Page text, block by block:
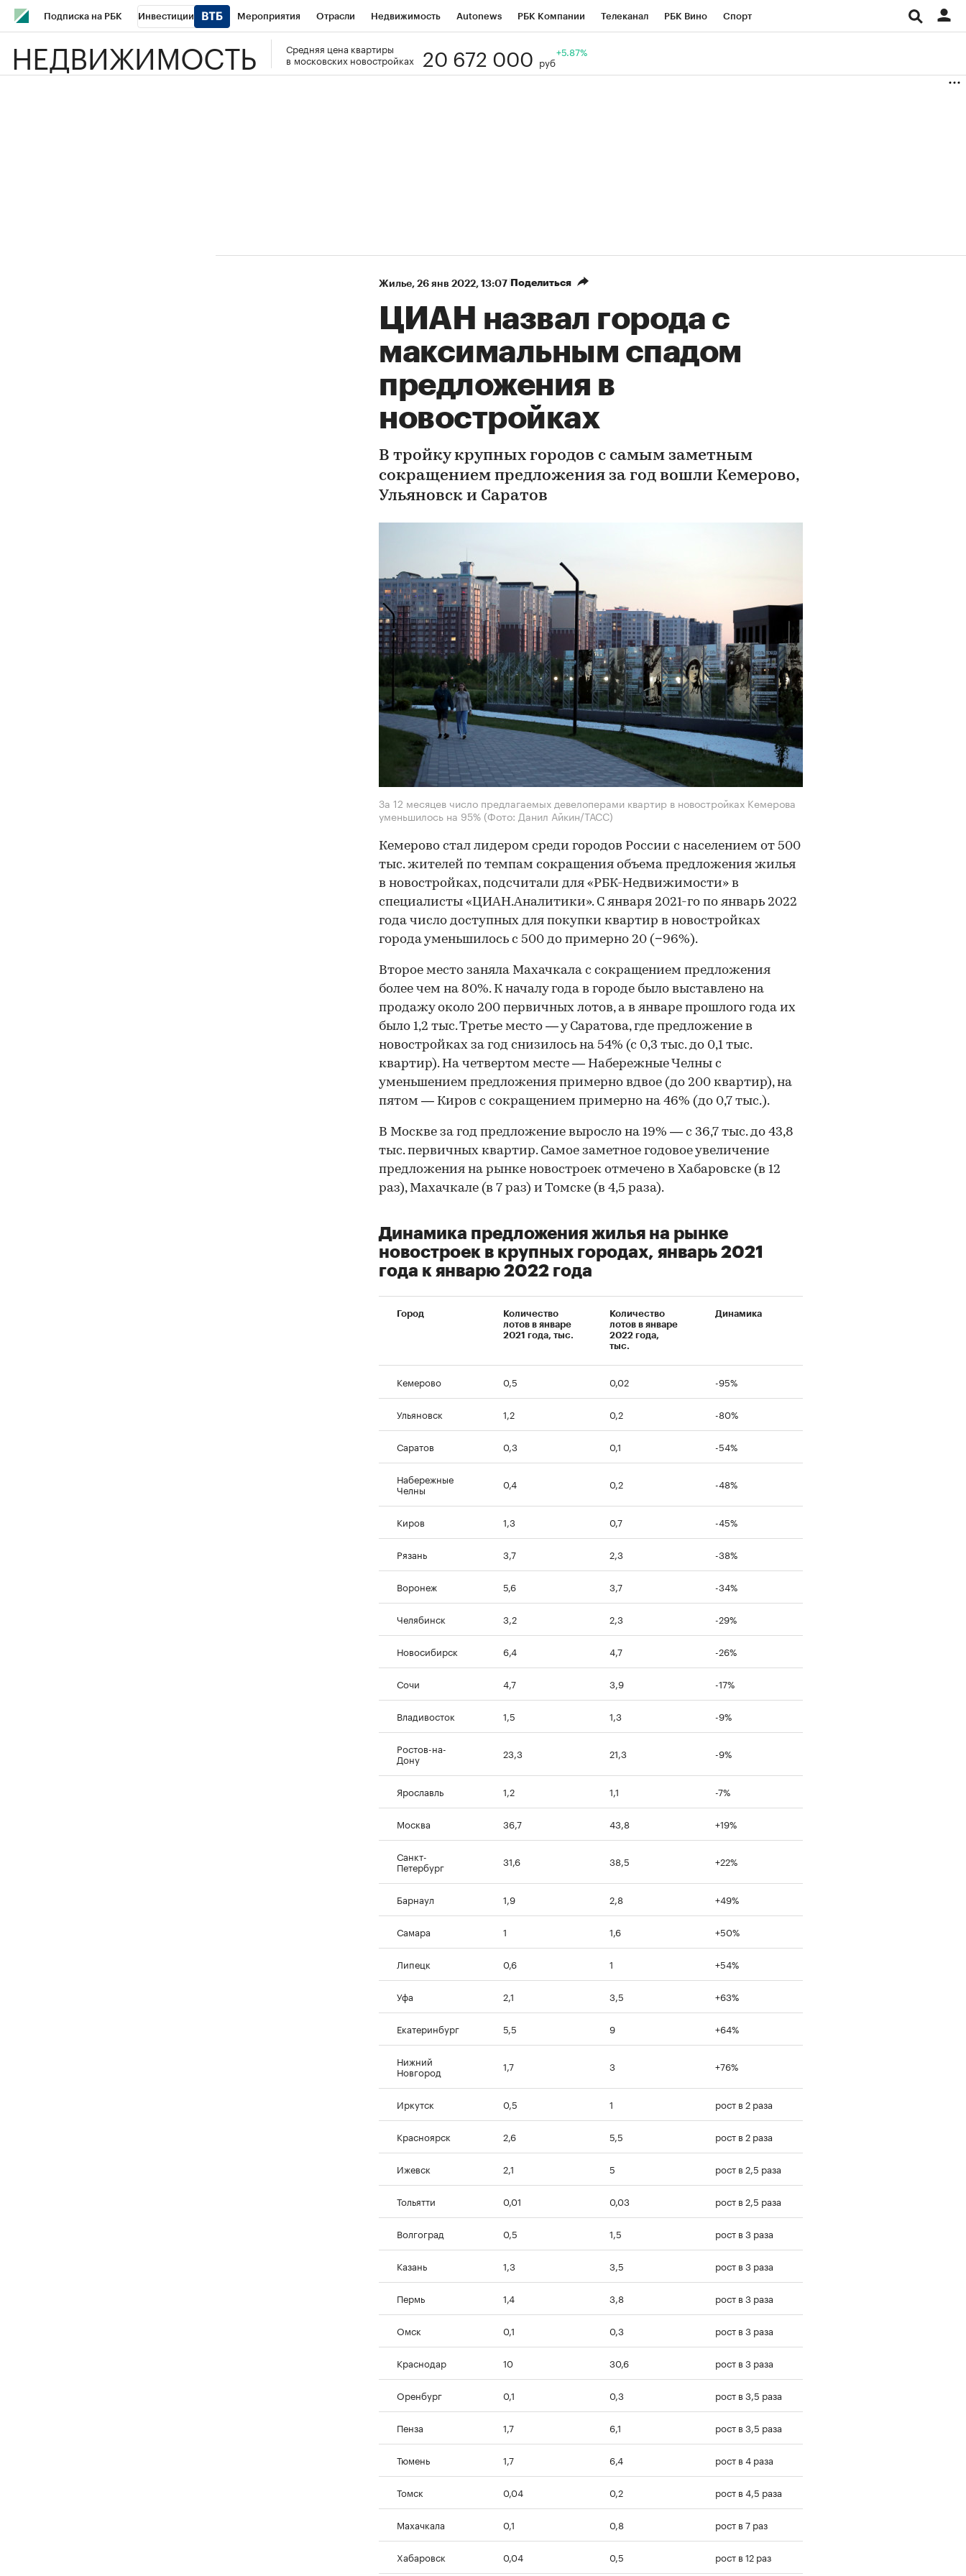
Подписка на РБК Инвестиции Мероприятия Отрасли Недвижимость Autonews РБК Компании Телеканал РБК Вино Спорт
Школа управления РБК РБК Образование РБК Курсы РБК Life Тренды Национальные проекты
НЕДВИЖИМОСТЬ
Средняя цена квартиры
в московских новостройках
20 672 000 руб
+5.87%
Жилье⁠, 26 янв 2022, 13:07 Поделиться
ЦИАН назвал города с
максимальным спадом
предложения в
новостройках
В тройку крупных городов с самым заметным
сокращением предложения за год вошли Кемерово,
Ульяновск и Саратов
За 12 месяцев число предлагаемых девелоперами квартир в новостройках Кемерова
уменьшилось на 95% (Фото: Данил Айкин/ТАСС)
Кемерово стал лидером среди городов России с населением от 500
тыс. жителей по темпам сокращения объема предложения жилья
в новостройках, подсчитали для «РБК-Недвижимости» в
специалисты «ЦИАН.Аналитики». С января 2021-го по январь 2022
года число доступных для покупки квартир в новостройках
города уменьшилось с 500 до примерно 20 (−96%).
Второе место заняла Махачкала с сокращением предложения
более чем на 80%. К началу года в городе было выставлено на
продажу около 200 первичных лотов, а в январе прошлого года их
было 1,2 тыс. Третье место — у Саратова, где предложение в
новостройках за год снизилось на 54% (с 0,3 тыс. до 0,1 тыс.
квартир). На четвертом месте — Набережные Челны с
уменьшением предложения примерно вдвое (до 200 квартир), на
пятом — Киров с сокращением примерно на 46% (до 0,7 тыс.).
В Москве за год предложение выросло на 19% — с 36,7 тыс. до 43,8
тыс. первичных квартир. Самое заметное годовое увеличение
предложения на рынке новостроек отмечено в Хабаровске (в 12
раз), Махачкале (в 7 раз) и Томске (в 4,5 раза).
Динамика предложения жилья на рынке
новостроек в крупных городах, январь 2021
года к январю 2022 года
Город
Количество
лотов в январе
2021 года, тыс.
Количество
лотов в январе
2022 года,
тыс.
Динамика
Кемерово 0,5 0,02 -95%
Ульяновск 1,2 0,2 -80%
Саратов 0,3 0,1 -54%
Набережные
Челны 0,4 0,2 -48%
Киров 1,3 0,7 -45%
Рязань 3,7 2,3 -38%
Воронеж 5,6 3,7 -34%
Челябинск 3,2 2,3 -29%
Новосибирск 6,4 4,7 -26%
Сочи 4,7 3,9 -17%
Владивосток 1,5 1,3 -9%
Ростов-на-
Дону 23,3 21,3 -9%
Ярославль 1,2 1,1 -7%
Москва 36,7 43,8 +19%
Санкт-
Петербург 31,6 38,5 +22%
Барнаул 1,9 2,8 +49%
Самара 1 1,6 +50%
Липецк 0,6 1 +54%
Уфа 2,1 3,5 +63%
Екатеринбург 5,5 9 +64%
Нижний
Новгород 1,7 3 +76%
Иркутск 0,5 1 рост в 2 раза
Красноярск 2,6 5,5 рост в 2 раза
Ижевск 2,1 5 рост в 2,5 раза
Тольятти 0,01 0,03 рост в 2,5 раза
Волгоград 0,5 1,5 рост в 3 раза
Казань 1,3 3,5 рост в 3 раза
Пермь 1,4 3,8 рост в 3 раза
Омск 0,1 0,3 рост в 3 раза
Краснодар 10 30,6 рост в 3 раза
Оренбург 0,1 0,3 рост в 3,5 раза
Пенза 1,7 6,1 рост в 3,5 раза
Тюмень 1,7 6,4 рост в 4 раза
Томск 0,04 0,2 рост в 4,5 раза
Махачкала 0,1 0,8 рост в 7 раз
Хабаровск 0,04 0,5 рост в 12 раз